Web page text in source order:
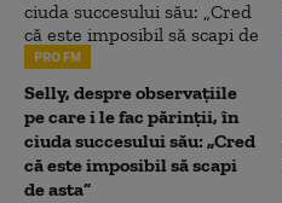
PRO FM
Selly, despre observațiile
pe care i le fac părinții, în
ciuda succesului său: „Cred
că este imposibil să scapi
de asta”